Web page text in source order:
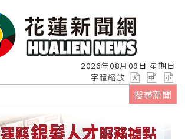
2026年08月09日 星期日
字體縮放
搜尋新聞